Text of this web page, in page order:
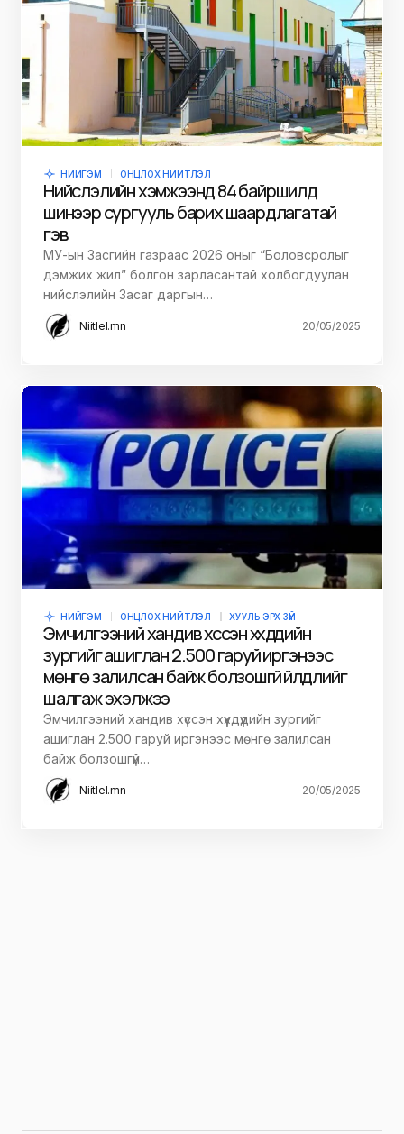
НИЙГЭМ ОНЦЛОХ НИЙТЛЭЛ
Нийслэлийн хэмжээнд 84 байршилд
шинээр сургууль барих шаардлагатай
гэв
МУ-ын Засгийн газраас 2026 оныг “Боловсролыг
дэмжих жил” болгон зарласантай холбогдуулан
нийслэлийн Засаг даргын…
Niitlel.mn 20/05/2025
НИЙГЭМ ОНЦЛОХ НИЙТЛЭЛ ХУУЛЬ ЭРХ ЗҮЙ
Эмчилгээний хандив хүссэн хүүхдүүдийн
зургийг ашиглан 2.500 гаруй иргэнээс
мөнгө залилсан байж болзошгүй үйлдлийг
шалгаж эхэлжээ
Эмчилгээний хандив хүссэн хүүхдүүдийн зургийг
ашиглан 2.500 гаруй иргэнээс мөнгө залилсан
байж болзошгүй…
Niitlel.mn 20/05/2025